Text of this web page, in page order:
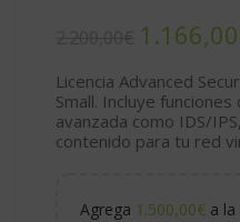
1.166,00
Licencia Advanced
Small. Incluye
avanzada como IDS/
contenido para tu red
Agrega 1.500,00€ a